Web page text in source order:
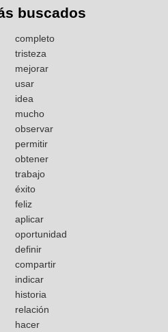
buscados
completo
tristeza
mejorar
usar
idea
mucho
observar
permitir
obtener
trabajo
éxito
feliz
aplicar
oportunidad
definir
compartir
indicar
historia
relación
hacer